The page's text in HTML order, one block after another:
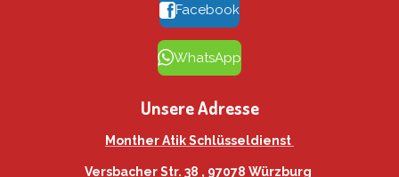
Facebook
WhatsApp
Unsere Adresse
Monther Atik Schlüsseldienst
Versbacher Str. 38 , 97078 Würzburg